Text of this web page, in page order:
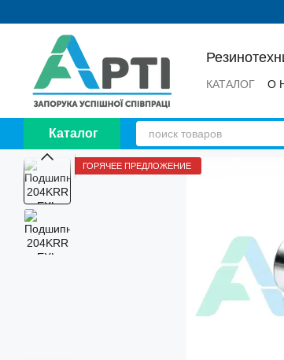
КАТАЛОГ О
Каталог
ГОРЯЧЕЕ ПРЕДЛОЖЕНИЕ